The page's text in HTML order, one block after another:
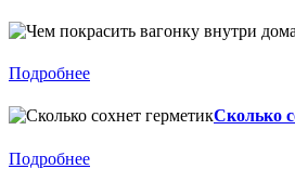
Подробнее
Сколько
Подробнее